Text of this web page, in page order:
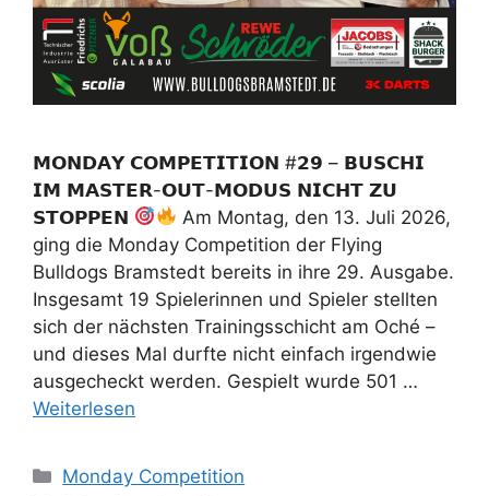
𝗠𝗢𝗡𝗗𝗔𝗬 𝗖𝗢𝗠𝗣𝗘𝗧𝗜𝗧𝗜𝗢𝗡 #𝟮𝟵 – 𝗕𝗨𝗦𝗖𝗛𝗜
𝗜𝗠 𝗠𝗔𝗦𝗧𝗘𝗥-𝗢𝗨𝗧-𝗠𝗢𝗗𝗨𝗦 𝗡𝗜𝗖𝗛𝗧 𝗭𝗨
𝗦𝗧𝗢𝗣𝗣𝗘𝗡
Am Montag, den 13. Juli 2026,
ging die Monday Competition der Flying
Bulldogs Bramstedt bereits in ihre 29. Ausgabe.
Insgesamt 19 Spielerinnen und Spieler stellten
sich der nächsten Trainingsschicht am Oché –
und dieses Mal durfte nicht einfach irgendwie
ausgecheckt werden. Gespielt wurde 501 …
Weiterlesen
Kategorien
Monday Competition